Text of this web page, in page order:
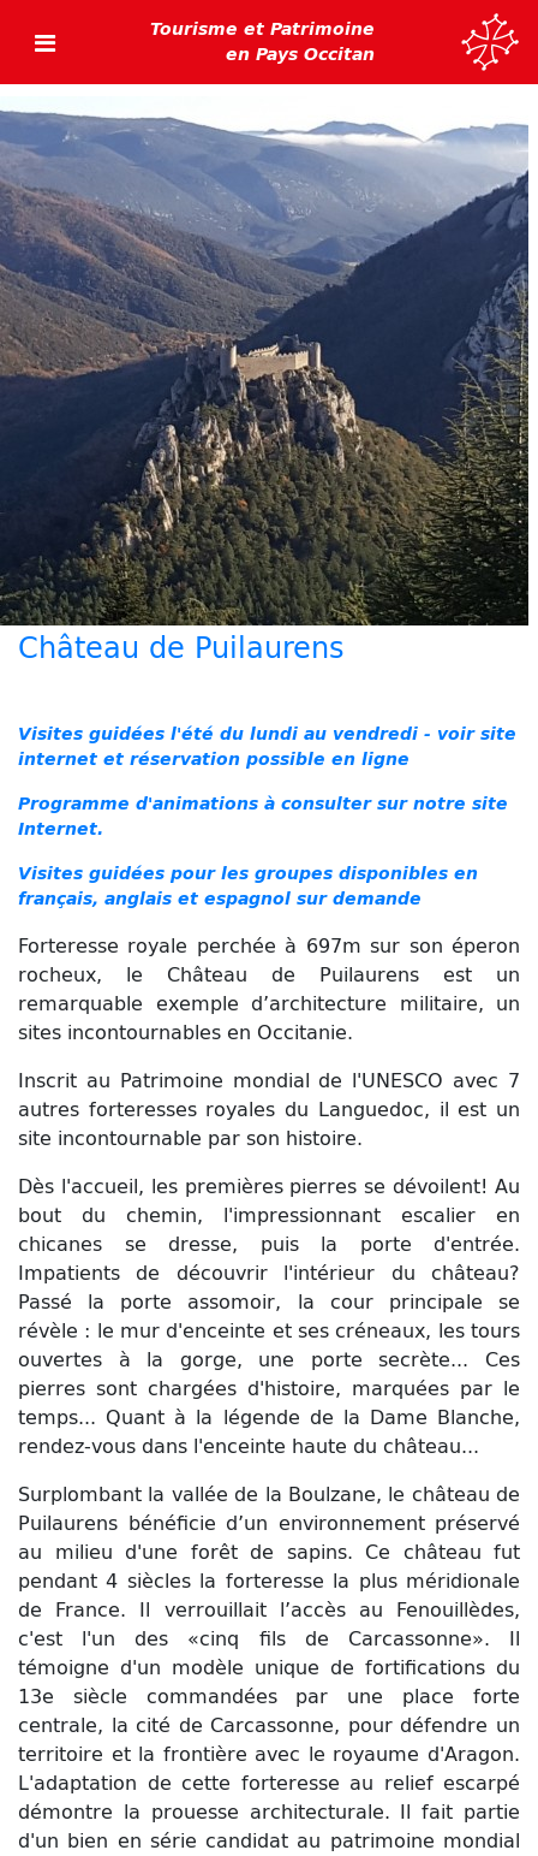
Tourisme et Patrimoine
en Pays Occitan
Château de Puilaurens
Visites guidées l'été du lundi au vendredi - voir site
internet et réservation possible en ligne
Programme d'animations à consulter sur notre site
Internet.
Visites guidées pour les groupes disponibles en
français, anglais et espagnol sur demande
Forteresse royale perchée à 697m sur son éperon
rocheux, le Château de Puilaurens est un
remarquable exemple d’architecture militaire, un
sites incontournables en Occitanie.
Inscrit au Patrimoine mondial de l'UNESCO avec 7
autres forteresses royales du Languedoc, il est un
site incontournable par son histoire.
Dès l'accueil, les premières pierres se dévoilent! Au
bout du chemin, l'impressionnant escalier en
chicanes se dresse, puis la porte d'entrée.
Impatients de découvrir l'intérieur du château?
Passé la porte assomoir, la cour principale se
révèle : le mur d'enceinte et ses créneaux, les tours
ouvertes à la gorge, une porte secrète... Ces
pierres sont chargées d'histoire, marquées par le
temps... Quant à la légende de la Dame Blanche,
rendez-vous dans l'enceinte haute du château...
Surplombant la vallée de la Boulzane, le château de
Puilaurens bénéficie d’un environnement préservé
au milieu d'une forêt de sapins. Ce château fut
pendant 4 siècles la forteresse la plus méridionale
de France. Il verrouillait l’accès au Fenouillèdes,
c'est l'un des «cinq fils de Carcassonne». Il
témoigne d'un modèle unique de fortifications du
13e siècle commandées par une place forte
centrale, la cité de Carcassonne, pour défendre un
territoire et la frontière avec le royaume d'Aragon.
L'adaptation de cette forteresse au relief escarpé
démontre la prouesse architecturale. Il fait partie
d'un bien en série candidat au patrimoine mondial